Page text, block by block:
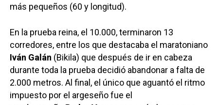
más pequeños (60 y longitud).
En la prueba reina, el 10.000, terminaron 13
corredores, entre los que destacaba el maratoniano
Iván Galán (Bikila) que después de ir en cabeza
durante toda la prueba decidió abandonar a falta de
2.000 metros. Al final, el único que aguantó el ritmo
impuesto por el argeseño fue el